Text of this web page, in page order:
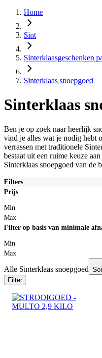
Home
Sint
Sinterklaasgeschenken
Sinterklaas snoepgoed
Sinterklaas
Ben je op zoek naar heerlijk
vind je alles wat je nodig hebt
verrassen met traditionele
bestaat uit een ruime keuze
Sinterklaas snoepgoed van de
Filters
Prijs
Min
Max
Filter op basis van minimale
Min
Max
Alle Sinterklaas snoepgoed
Filter